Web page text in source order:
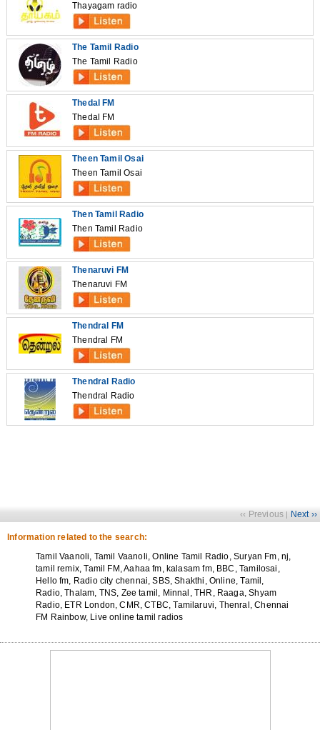
Thayagam radio
The Tamil Radio
The Tamil Radio
Thedal FM
Thedal FM
Theen Tamil Osai
Theen Tamil Osai
Then Tamil Radio
Then Tamil Radio
Thenaruvi FM
Thenaruvi FM
Thendral FM
Thendral FM
Thendral Radio
Thendral Radio
‹‹ Previous | Next ››
Information related to the search:
Tamil Vaanoli, Tamil Vaanoli, Online Tamil Radio, Suryan Fm, nj,
tamil remix, Tamil FM, Aahaa fm, kalasam fm, BBC, Tamilosai,
Hello fm, Radio city chennai, SBS, Shakthi, Online, Tamil,
Radio, Thalam, TNS, Zee tamil, Minnal, THR, Raaga, Shyam
Radio, ETR London, CMR, CTBC, Tamilaruvi, Thenral, Chennai
FM Rainbow, Live online tamil radios